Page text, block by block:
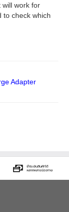
will work for
to check which
Adapter